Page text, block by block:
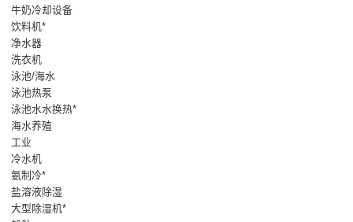
牛奶冷却设备
饮料机*
净水器
洗衣机
泳池/海水
泳池热泵
泳池水水换热*
海水养殖
工业
冷水机
氨制冷*
盐溶液除湿
大型除湿机*